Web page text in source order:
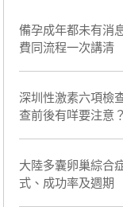
備孕成年都未有消
費同流程一次講清
深圳性激素六項檢
查前後有咩要注意
大陸多囊卵巢綜合
式、成功率及週期